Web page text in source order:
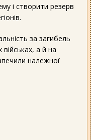
і створити резерв
за загибель
а й на
належної